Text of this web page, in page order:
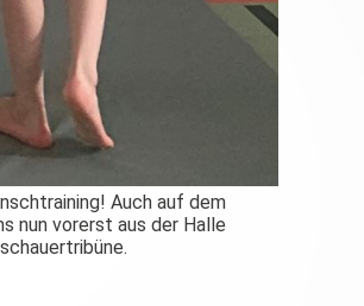
Auch auf dem
nun vorerst aus der Halle